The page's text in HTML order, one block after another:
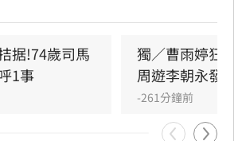
務並調養身體。長期相挺的歌手
此消息。
据!74歲司馬
1事
獨／曹雨婷狂
周遊李朝永發聲
-261分鐘前